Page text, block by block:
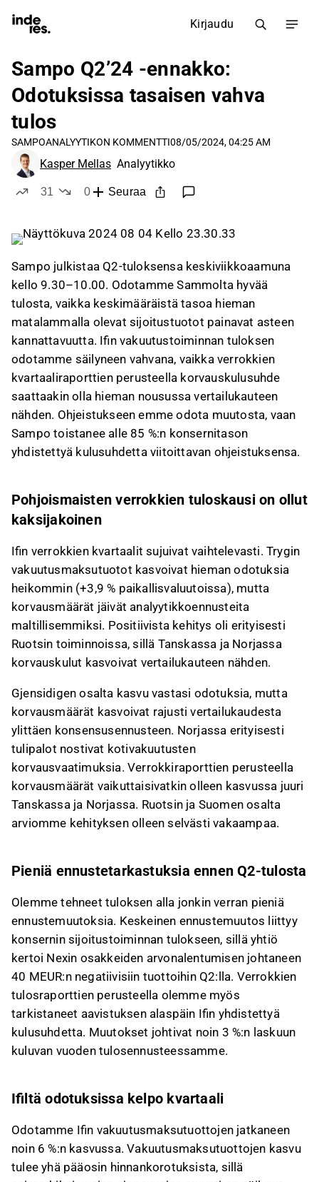
Kirjaudu
Sampo Q2’24 -ennakko:
Odotuksissa tasaisen vahva
tulos
SAMPOANALYYTIKON KOMMENTTI08/05/2024, 04:25 AM
Kasper Mellas Analyytikko
31
0
Seuraa
Sampo julkistaa Q2-tuloksensa keskiviikkoaamuna
kello 9.30–10.00. Odotamme Sammolta hyvää
tulosta, vaikka keskimääräistä tasoa hieman
matalammalla olevat sijoitustuotot painavat asteen
kannattavuutta. Ifin vakuutustoiminnan tuloksen
odotamme säilyneen vahvana, vaikka verrokkien
kvartaaliraporttien perusteella korvauskulusuhde
saattaakin olla hieman nousussa vertailukauteen
nähden. Ohjeistukseen emme odota muutosta, vaan
Sampo toistanee alle 85 %:n konsernitason
yhdistettyä kulusuhdetta viitoittavan ohjeistuksensa.
Pohjoismaisten verrokkien tuloskausi on ollut
kaksijakoinen
Ifin verrokkien kvartaalit sujuivat vaihtelevasti. Trygin
vakuutusmaksutuotot kasvoivat hieman odotuksia
heikommin (+3,9 % paikallisvaluutoissa), mutta
korvausmäärät jäivät analyytikkoennusteita
maltillisemmiksi. Positiivista kehitys oli erityisesti
Ruotsin toiminnoissa, sillä Tanskassa ja Norjassa
korvauskulut kasvoivat vertailukauteen nähden.
Gjensidigen osalta kasvu vastasi odotuksia, mutta
korvausmäärät kasvoivat rajusti vertailukaudesta
ylittäen konsensusennusteen. Norjassa erityisesti
tulipalot nostivat kotivakuutusten
korvausvaatimuksia. Verrokkiraporttien perusteella
korvausmäärät vaikuttaisivatkin olleen kasvussa juuri
Tanskassa ja Norjassa. Ruotsin ja Suomen osalta
arviomme kehityksen olleen selvästi vakaampaa.
Pieniä ennustetarkastuksia ennen Q2-tulosta
Olemme tehneet tuloksen alla jonkin verran pieniä
ennustemuutoksia. Keskeinen ennustemuutos liittyy
konsernin sijoitustoiminnan tulokseen, sillä yhtiö
kertoi Nexin osakkeiden arvonalentumisen johtaneen
40 MEUR:n negatiivisiin tuottoihin Q2:lla. Verrokkien
tulosraporttien perusteella olemme myös
tarkistaneet aavistuksen alaspäin Ifin yhdistettyä
kulusuhdetta. Muutokset johtivat noin 3 %:n laskuun
kuluvan vuoden tulosennusteessamme.
Ifiltä odotuksissa kelpo kvartaali
Odotamme Ifin vakuutusmaksutuottojen jatkaneen
noin 6 %:n kasvussa. Vakuutusmaksutuottojen kasvu
tulee yhä pääosin hinnankorotuksista, sillä